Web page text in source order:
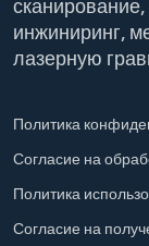
инжиниринг,
лазерную
Политика
Согласие на
Политика
Согласие на